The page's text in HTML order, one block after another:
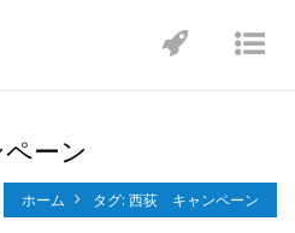
ーン
ホーム タグ: 西荻 キャンペーン